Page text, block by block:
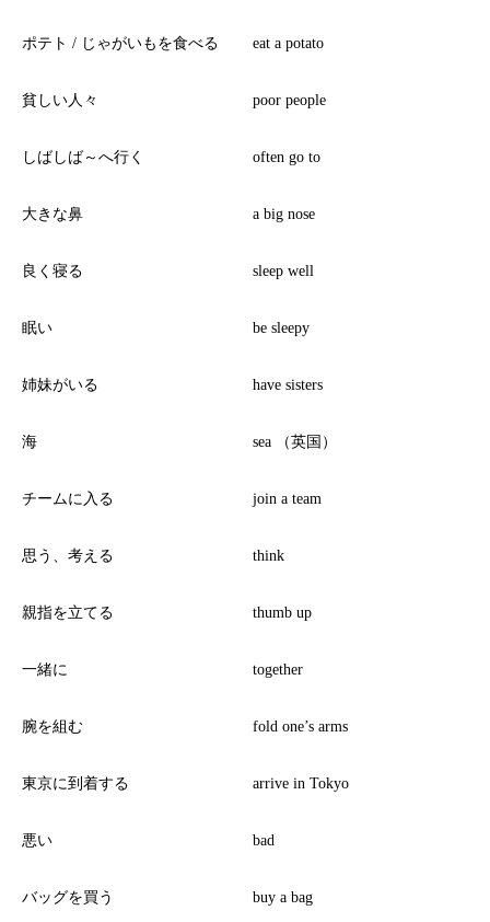
ポテト / じゃがいもを食べる eat a potato
貧しい人々 poor people
しばしば～へ行く often go to
大きな鼻 a big nose
良く寝る sleep well
眠い be sleepy
姉妹がいる have sisters
海 sea （英国）
チームに入る join a team
思う、考える think
親指を立てる thumb up
一緒に together
腕を組む fold one’s arms
東京に到着する arrive in Tokyo
悪い bad
バッグを買う buy a bag